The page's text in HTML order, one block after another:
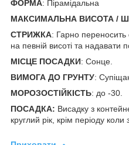
ФОРМА: Пірамідальна
МАКСИМАЛЬНА ВИСОТА /
СТРИЖКА: Гарно
на певній висоті та надавати
МІСЦЕ ПОСАДКИ: Сонце.
ВИМОГА ДО ГРУНТУ:
МОРОЗОСТІЙКІСТЬ: до -30.
ПОСАДКА: Висадку з
круглий рік, крім періоду